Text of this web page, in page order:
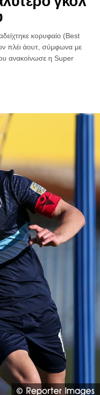
κορυφαίο (Best
πλέι άουτ, σύμφωνα με
ανακοίνωσε η Super